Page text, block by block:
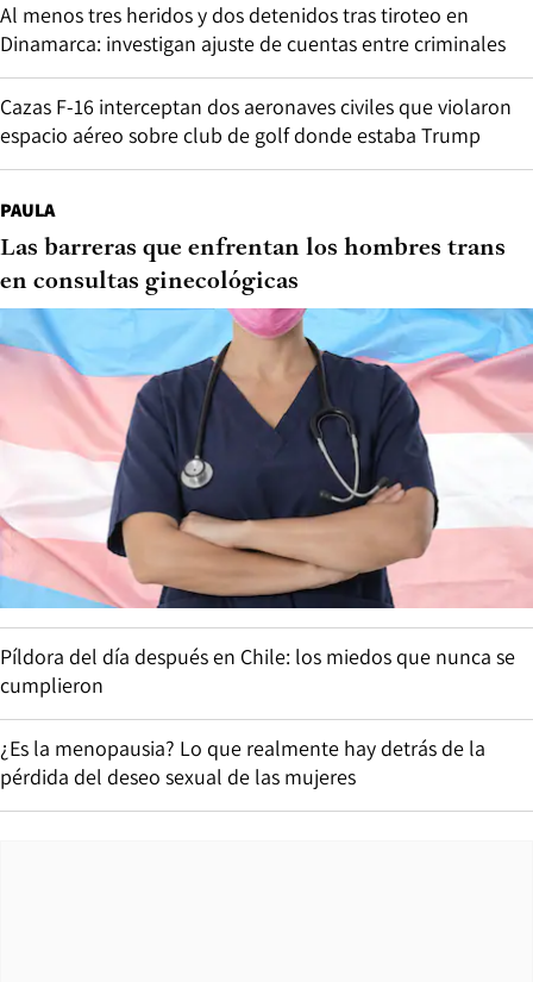
Al menos tres heridos y dos detenidos tras tiroteo en
Dinamarca: investigan ajuste de cuentas entre criminales
Cazas F-16 interceptan dos aeronaves civiles que violaron
espacio aéreo sobre club de golf donde estaba Trump
PAULA
Las barreras que enfrentan los hombres trans
en consultas ginecológicas
Píldora del día después en Chile: los miedos que nunca se
cumplieron
¿Es la menopausia? Lo que realmente hay detrás de la
pérdida del deseo sexual de las mujeres